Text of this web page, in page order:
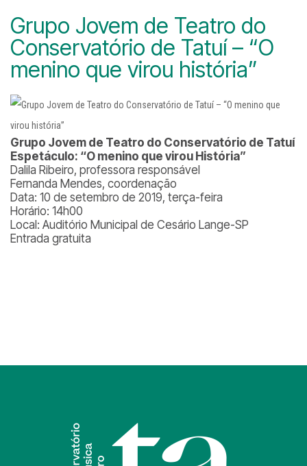
Grupo Jovem de Teatro do
Conservatório de Tatuí – “O
menino que virou história”
Grupo Jovem de Teatro do Conservatório de Tatuí
Espetáculo: “O menino que virou História”
Dalila Ribeiro, professora responsável
Fernanda Mendes, coordenação
Data: 10 de setembro de 2019, terça-feira
Horário: 14h00
Local: Auditório Municipal de Cesário Lange-SP
Entrada gratuita